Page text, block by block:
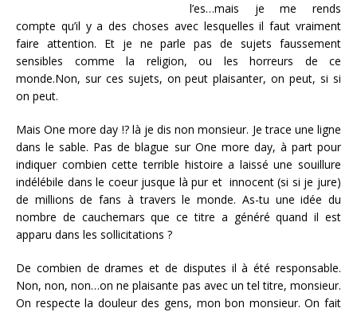
l’es…mais je me rends
compte qu’il y a des choses avec lesquelles il faut vraiment
faire attention. Et je ne parle pas de sujets faussement
sensibles comme la religion, ou les horreurs de ce
monde.Non, sur ces sujets, on peut plaisanter, on peut, si si
on peut.
Mais One more day !? là je dis non monsieur. Je trace une ligne
dans le sable. Pas de blague sur One more day, à part pour
indiquer combien cette terrible histoire a laissé une souillure
indélébile dans le coeur jusque là pur et innocent (si si je jure)
de millions de fans à travers le monde. As-tu une idée du
nombre de cauchemars que ce titre a généré quand il est
apparu dans les sollicitations ?
De combien de drames et de disputes il à été responsable.
Non, non, non…on ne plaisante pas avec un tel titre, monsieur.
On respecte la douleur des gens, mon bon monsieur. On fait